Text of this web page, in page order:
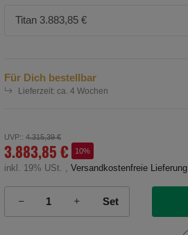
Titan 3.883,85 €
Für Dich bestellbar
Lieferzeit: ca. 4 Wochen
UVP:: 4.315,39 €
3.883,85 € 10%
inkl. 19% USt. , Versandkostenfreie Lieferung
Set